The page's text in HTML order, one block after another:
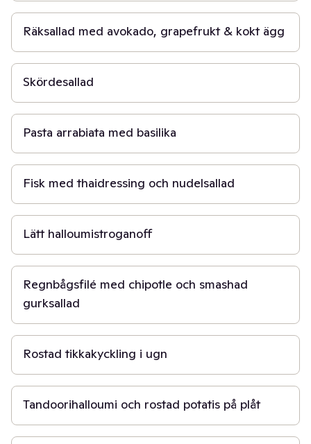
Räksallad med avokado, grapefrukt & kokt ägg
50 min
Skördesallad
20 min
Pasta arrabiata med basilika
45 min
Fisk med thaidressing och nudelsallad
20 min
Lätt halloumistroganoff
40 min
Regnbågsfilé med chipotle och smashad
gurksallad
45 min
Rostad tikkakyckling i ugn
50 min
Tandoorihalloumi och rostad potatis på plåt
15 min